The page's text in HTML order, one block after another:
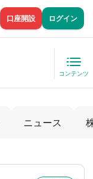
口座開設 ログイン
コンテンツ
ニュース